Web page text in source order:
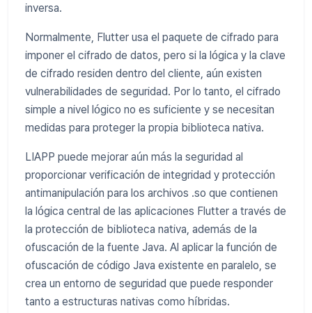
inversa.
Normalmente, Flutter usa el paquete de cifrado para
imponer el cifrado de datos, pero si la lógica y la clave
de cifrado residen dentro del cliente, aún existen
vulnerabilidades de seguridad. Por lo tanto, el cifrado
simple a nivel lógico no es suficiente y se necesitan
medidas para proteger la propia biblioteca nativa.
LIAPP puede mejorar aún más la seguridad al
proporcionar verificación de integridad y protección
antimanipulación para los archivos .so que contienen
la lógica central de las aplicaciones Flutter a través de
la protección de biblioteca nativa, además de la
ofuscación de la fuente Java. Al aplicar la función de
ofuscación de código Java existente en paralelo, se
crea un entorno de seguridad que puede responder
tanto a estructuras nativas como híbridas.